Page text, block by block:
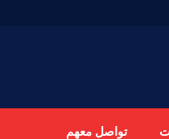
تواصل معهم